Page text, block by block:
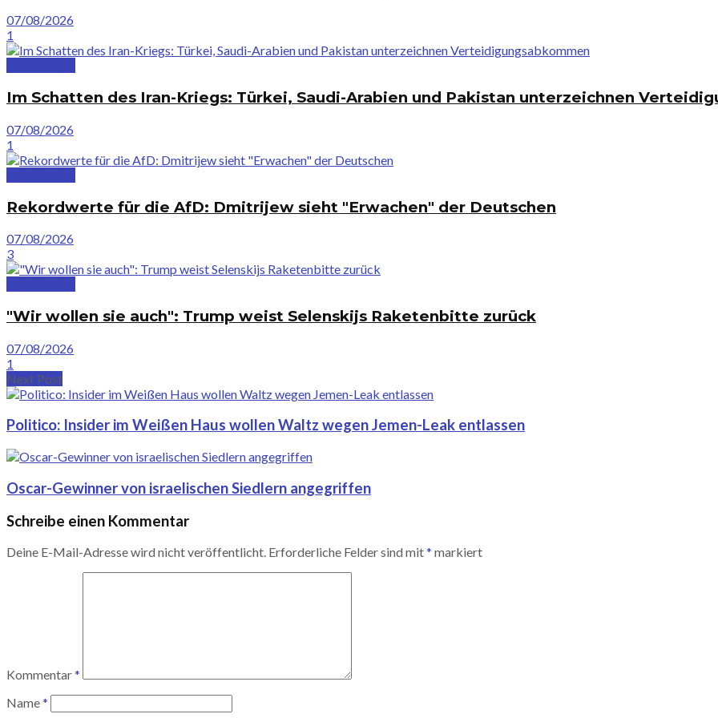
07/08/2026
1
Im Schatten des Iran-Kriegs: Türkei, Saudi-Arabien und Pakistan unterzeichnen
07/08/2026
1
Rekordwerte für die AfD: Dmitrijew sieht "Erwachen" der Deutschen
07/08/2026
3
"Wir wollen sie auch": Trump weist Selenskijs Raketenbitte zurück
07/08/2026
1
Next Post
Politico: Insider im Weißen Haus wollen Waltz wegen Jemen-Leak entlassen
Oscar-Gewinner von israelischen Siedlern angegriffen
Schreibe einen Kommentar
Deine E-Mail-Adresse wird nicht veröffentlicht. Erforderliche Felder sind mit* markiert
Kommentar*
Name*